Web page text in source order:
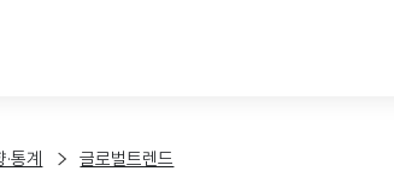
통계 글로벌트렌드